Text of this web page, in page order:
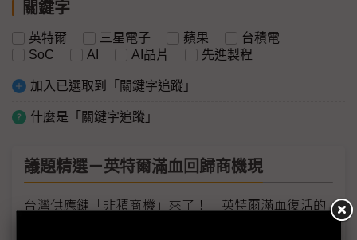
關鍵字
英特爾 三星電子 蘋果
台積電
SoC
AI AI晶片 先進製程
加入已選取到「關鍵字追蹤」
什麼是「關鍵字追蹤」
議題精選－英特爾滿血回歸商機現
台灣供應鏈「非積商機」來了！ 英特爾滿血復活的